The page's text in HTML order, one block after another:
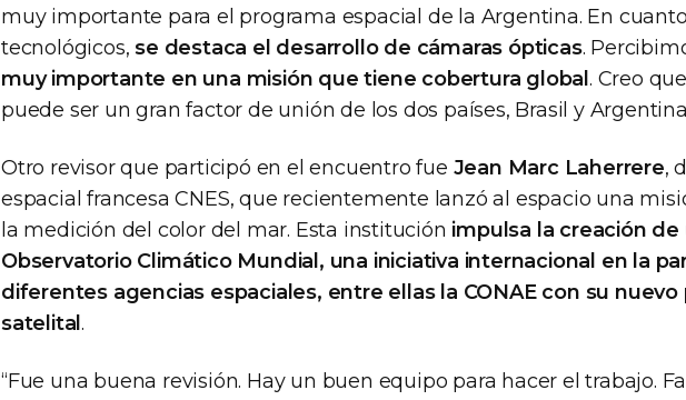
muy importante para el programa espacial de la Argentina. En
tecnológicos,se destaca el desarrollo de cámaras ópticas.
muy importante en una misión que tiene cobertura global . Creo
puede ser un gran factor de unión de los dos países, Brasil y
Otro revisor que participó en el encuentro fue Jean Marc Laherrere,
espacial francesa CNES, que recientemente lanzó al espacio una
la medición del color del mar. Esta institución impulsa la creación de
Observatorio Climático Mundial, una iniciativa internacional en la
diferentes agencias espaciales, entre ellas la CONAE con su
satelital.
“Fue una buena revisión. Hay un buen equipo para hacer el trabajo.